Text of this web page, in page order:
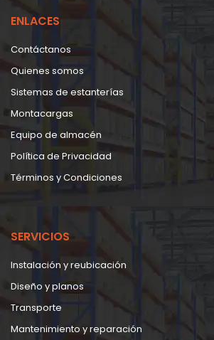
ENLACES
Contáctanos
Quienes somos
Sistemas de estanterías
Montacargas
Equipo de almacén
Política de Privacidad
Términos y Condiciones
SERVICIOS
Instalación y reubicación
Diseño y planos
Transporte
Mantenimiento y reparación